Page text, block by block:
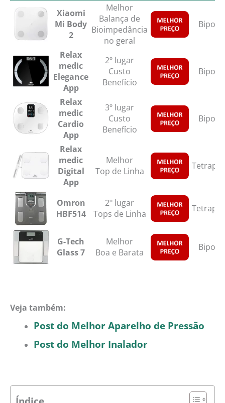
Detalhes
Avaliação
Comprar
Xiaomi
Mi Body
2
Melhor
Balança de
Bioimpedância
no geral
Bipolar
Relax
medic
Elegance
App
2º lugar
Custo
Benefício
Bipolar
Relax
medic
Cardio
App
3º lugar
Custo
Benefício
Bipolar
Relax
medic
Digital
App
Melhor
Top de Linha
Omron
HBF514
2º lugar
Tops de Linha
G-Tech
Glass 7
Melhor
Boa e Barata
Bipolar
Veja também:
Post do Melhor Aparelho de Pressão
Post do Melhor Inalador